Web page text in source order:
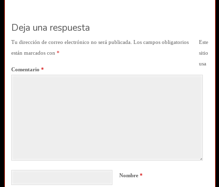
Deja una respuesta
Tu dirección de correo electrónico no será publicada. Los campos obligatorios
están marcados con *
Comentario *
Nombre *
Este
sitio
usa